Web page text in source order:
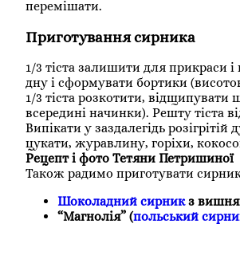
перемішати.
Приготування сирника
1/3 тіста залишити для прикраси
дну і сформувати бортики
1/3 тіста розкотити,
всередині начинки). Решту тіста
Випікати у заздалегідь
цукати, журавлину, горіхи,
Рецепт і фото Тетяни Петришиної
Також радимо приготувати
Шоколадний сирникз
“Магнолія” (польський